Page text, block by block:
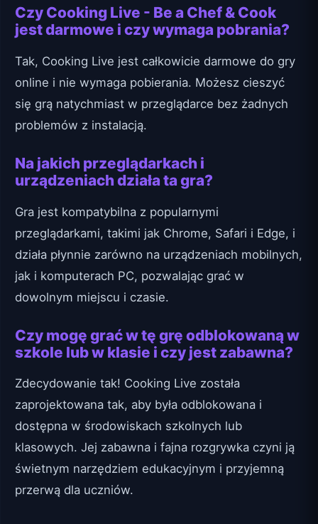
Czy Cooking Live - Be a Chef & Cook
jest darmowe i czy wymaga pobrania?
Tak, Cooking Live jest całkowicie darmowe do gry
online i nie wymaga pobierania. Możesz cieszyć
się grą natychmiast w przeglądarce bez żadnych
problemów z instalacją.
Na jakich przeglądarkach i
urządzeniach działa ta gra?
Gra jest kompatybilna z popularnymi
przeglądarkami, takimi jak Chrome, Safari i Edge, i
działa płynnie zarówno na urządzeniach mobilnych,
jak i komputerach PC, pozwalając grać w
dowolnym miejscu i czasie.
Czy mogę grać w tę grę odblokowaną w
szkole lub w klasie i czy jest zabawna?
Zdecydowanie tak! Cooking Live została
zaprojektowana tak, aby była odblokowana i
dostępna w środowiskach szkolnych lub
klasowych. Jej zabawna i fajna rozgrywka czyni ją
świetnym narzędziem edukacyjnym i przyjemną
przerwą dla uczniów.